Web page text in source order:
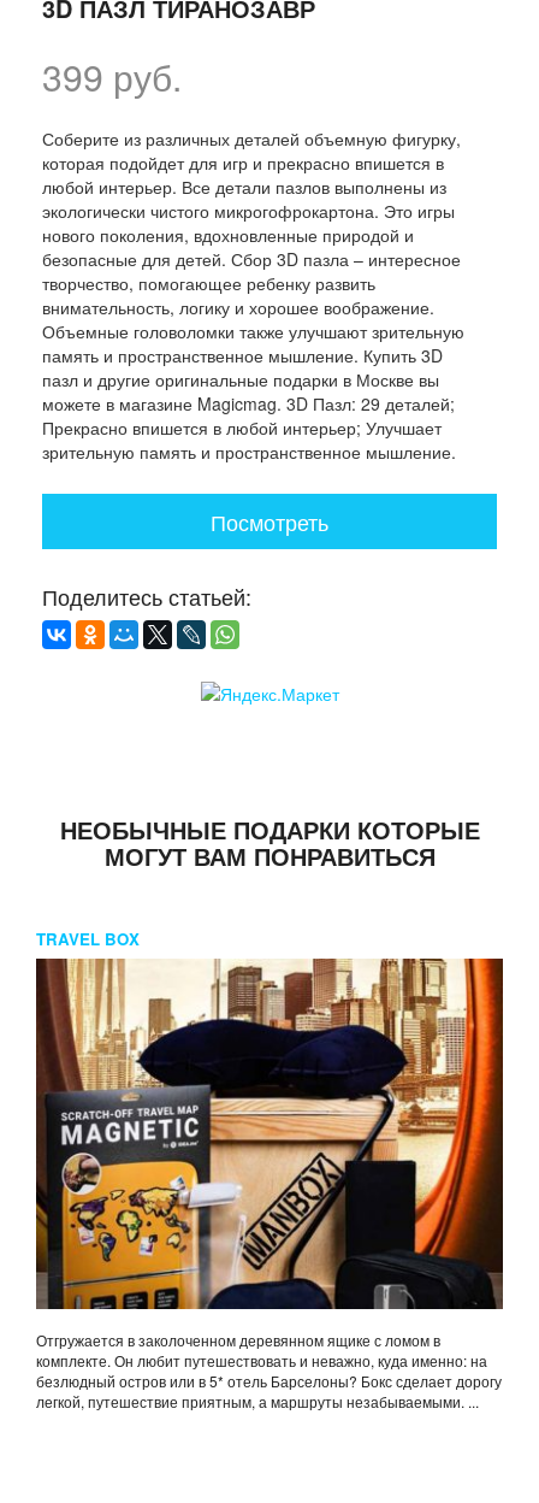
3D ПАЗЛ ТИРАНОЗАВР
399 руб.
Соберите из различных деталей объемную фигурку,
которая подойдет для игр и прекрасно впишется в
любой интерьер. Все детали пазлов выполнены из
экологически чистого микрогофрокартона. Это игры
нового поколения, вдохновленные природой и
безопасные для детей. Сбор 3D пазла – интересное
творчество, помогающее ребенку развить
внимательность, логику и хорошее воображение.
Объемные головоломки также улучшают зрительную
память и пространственное мышление. Купить 3D
пазл и другие оригинальные подарки в Москве вы
можете в магазине Magicmag. 3D Пазл: 29 деталей;
Прекрасно впишется в любой интерьер; Улучшает
зрительную память и пространственное мышление.
Посмотреть
Поделитесь статьей:
НЕОБЫЧНЫЕ ПОДАРКИ КОТОРЫЕ
МОГУТ ВАМ ПОНРАВИТЬСЯ
TRAVEL BOX
Отгружается в заколоченном деревянном ящике с ломом в
комплекте. Он любит путешествовать и неважно, куда именно: на
безлюдный остров или в 5* отель Барселоны? Бокс сделает дорогу
легкой, путешествие приятным, а маршруты незабываемыми. ...